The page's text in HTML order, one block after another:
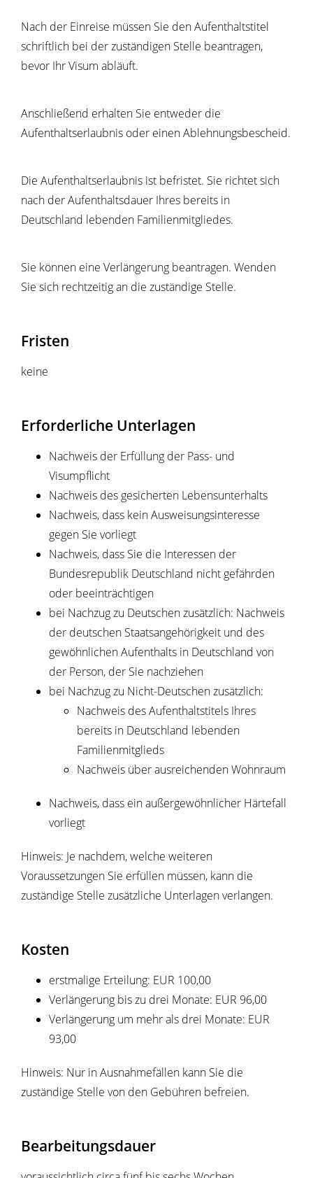
Nach der Einreise müssen Sie den Aufenthaltstitel
schriftlich bei der zuständigen Stelle beantragen,
bevor Ihr Visum abläuft.
Anschließend erhalten Sie entweder die
Aufenthaltserlaubnis oder einen Ablehnungsbescheid.
Die Aufenthaltserlaubnis ist befristet. Sie richtet sich
nach der Aufenthaltsdauer Ihres bereits in
Deutschland lebenden Familienmitgliedes.
Sie können eine Verlängerung beantragen. Wenden
Sie sich rechtzeitig an die zuständige Stelle.
Fristen
keine
Erforderliche Unterlagen
Nachweis der Erfüllung der Pass- und
Visumpflicht
Nachweis des gesicherten Lebensunterhalts
Nachweis, dass kein Ausweisungsinteresse
gegen Sie vorliegt
Nachweis, dass Sie die Interessen der
Bundesrepublik Deutschland nicht gefährden
oder beeinträchtigen
bei Nachzug zu Deutschen zusätzlich: Nachweis
der deutschen Staatsangehörigkeit und des
gewöhnlichen Aufenthalts in Deutschland von
der Person, der Sie nachziehen
bei Nachzug zu Nicht-Deutschen zusätzlich:
Nachweis des Aufenthaltstitels Ihres
bereits in Deutschland lebenden
Familienmitglieds
Nachweis über ausreichenden Wohnraum
Nachweis, dass ein außergewöhnlicher Härtefall
vorliegt
Hinweis: Je nachdem, welche weiteren
Voraussetzungen Sie erfüllen müssen, kann die
zuständige Stelle zusätzliche Unterlagen verlangen.
Kosten
erstmalige Erteilung: EUR 100,00
Verlängerung bis zu drei Monate: EUR 96,00
Verlängerung um mehr als drei Monate: EUR
93,00
Hinweis: Nur in Ausnahmefällen kann Sie die
zuständige Stelle von den Gebühren befreien.
Bearbeitungsdauer